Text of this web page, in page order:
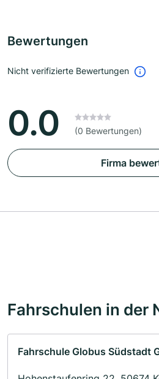
Bewertungen
Nicht verifizierte Bewertungen
0.0 (0 Bewertungen)
Firma
Fahrschulen in der
Fahrschule Globus Südstadt